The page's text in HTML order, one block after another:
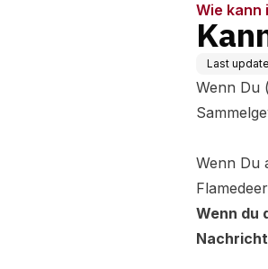
Wie kann
Last
Wenn Du
Wenn Du
Wenn du